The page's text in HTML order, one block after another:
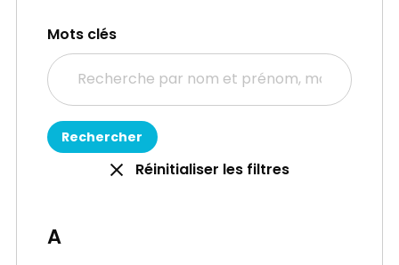
Mots clés
Réinitialiser les filtres
A